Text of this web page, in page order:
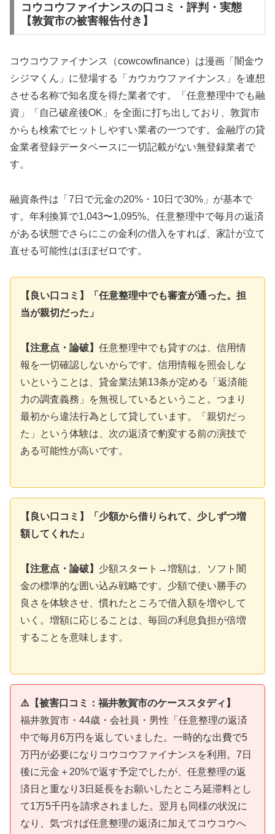
コウコウファイナンスの口コミ・評判・実態
【敦賀市の被害報告付き】
コウコウファイナンス（cowcowfinance）は漫画「闇金ウ
シジマくん」に登場する「カウカウファイナンス」を連想
させる名称で知名度を得た業者です。「任意整理中でも融
資」「自己破産後OK」を全面に打ち出しており、敦賀市
からも検索でヒットしやすい業者の一つです。金融庁の貸
金業者登録データベースに一切記載がない無登録業者で
す。
融資条件は「7日で元金の20%・10日で30%」が基本で
す。年利換算で1,043〜1,095%。任意整理中で毎月の返済
がある状態でさらにこの金利の借入をすれば、家計が立て
直せる可能性はほぼゼロです。
【良い口コミ】「任意整理中でも審査が通った。担
当が親切だった」
【注意点・論破】 任意整理中でも貸すのは、信用情
報を一切確認しないからです。信用情報を照会しな
いということは、貸金業法第13条が定める「返済能
力の調査義務」を無視しているということ。つまり
最初から違法行為として貸しています。「親切だっ
た」という体験は、次の返済で豹変する前の演技で
ある可能性が高いです。
【良い口コミ】「少額から借りられて、少しずつ増
額してくれた」
【注意点・論破】 少額スタート→増額は、ソフト闇
金の標準的な囲い込み戦略です。少額で使い勝手の
良さを体験させ、慣れたところで借入額を増やして
いく。増額に応じることは、毎回の利息負担が倍増
することを意味します。
⚠️【被害口コミ：福井敦賀市のケーススタディ】
福井敦賀市・44歳・会社員・男性「任意整理の返済
中で毎月6万円を返していました。一時的な出費で5
万円が必要になりコウコウファイナンスを利用。7日
後に元金＋20%で返す予定でしたが、任意整理の返
済日と重なり3日延長をお願いしたところ延滞料とし
て1万5千円を請求されました。翌月も同様の状況に
なり、気づけば任意整理の返済に加えてコウコウへ